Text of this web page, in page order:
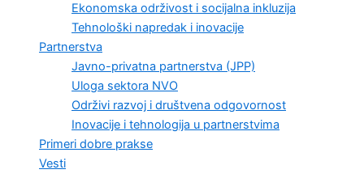
Ekonomska održivost i socijalna inkluzija
Tehnološki napredak i inovacije
Partnerstva
Javno-privatna partnerstva (JPP)
Uloga sektora NVO
Održivi razvoj i društvena odgovornost
Inovacije i tehnologija u partnerstvima
Primeri dobre prakse
Vesti